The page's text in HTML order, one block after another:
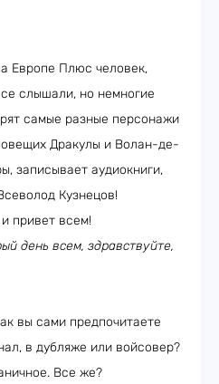
Европе Плюс человек,
слышали, но немногие
самые разные персонажи
Дракулы и Волан-де-
записывает аудиокниги,
Кузнецов!
привет всем!
день всем, здравствуйте,
вы сами предпочитаете
в дубляже или войсовер?
Все же?